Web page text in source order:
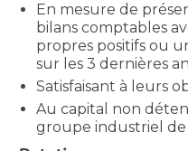
En mesure de
bilans comptables
propres positifs ou
sur les 3 dernières
Satisfaisant à leurs
Au capital non
groupe industriel de